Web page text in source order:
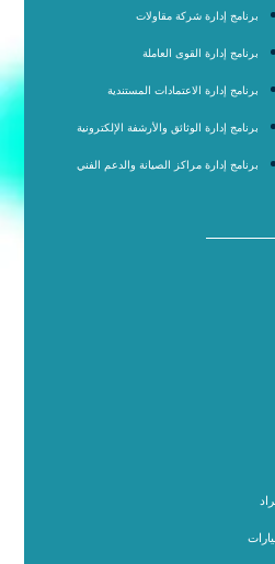
برنامج إدارة شركة مقاولات
برنامج إدارة القوى العاملة
برنامج إدارة الاعتمادات المستندية
برنامج إدارة الوثائق والأرشفة الإلكترونية
برنامج إدارة مراكز الصيانة والدعم الفني